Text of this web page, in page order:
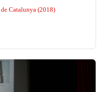
Catalunya (2018)